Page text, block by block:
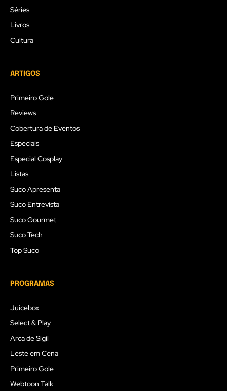
Séries
Livros
Cultura
ARTIGOS
Primeiro Gole
Reviews
Cobertura de Eventos
Especiais
Especial Cosplay
Listas
Suco Apresenta
Suco Entrevista
Suco Gourmet
Suco Tech
Top Suco
PROGRAMAS
Juicebox
Select & Play
Arca de Sigil
Leste em Cena
Primeiro Gole
Webtoon Talk